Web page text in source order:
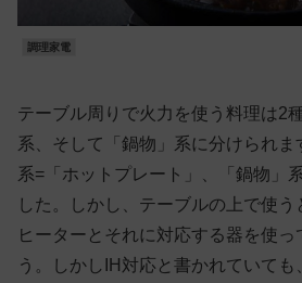
調理家電
テーブル周りで火力を使う料理は2
系、そして「鍋物」系に分けられま
系=「ホットプレート」、「鍋物」
した。しかし、テーブルの上で使
ヒーターとそれに対応する器を使っ
う。しかしIH対応と書かれていても